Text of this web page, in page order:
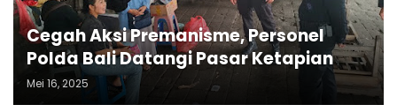
Cegah Aksi Premanisme, Personel
Polda Bali Datangi Pasar Ketapian
Mei 16, 2025